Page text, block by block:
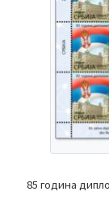
85 година